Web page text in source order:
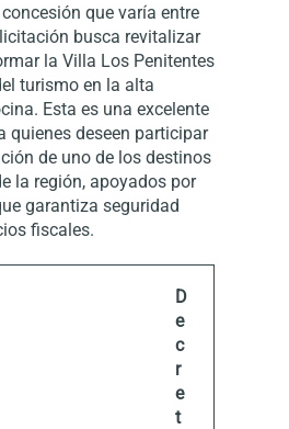
que varía entre
busca revitalizar
la Villa Los Penitentes
turismo en la alta
Esta es una excelente
quienes deseen participar
de uno de los destinos
la región, apoyados por
garantiza seguridad
fiscales.
D
e
c
r
e
t